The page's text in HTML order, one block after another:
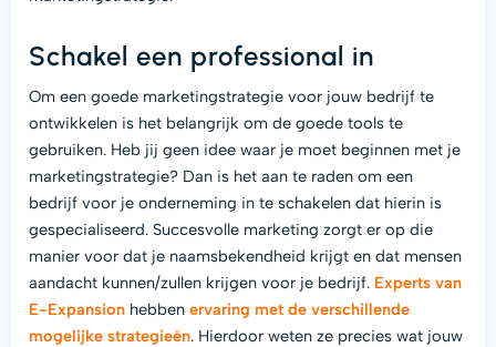
Schakel een professional in
Om een goede marketingstrategie voor jouw bedrijf te
ontwikkelen is het belangrijk om de goede tools te
gebruiken. Heb jij geen idee waar je moet beginnen met je
marketingstrategie? Dan is het aan te raden om een
bedrijf voor je onderneming in te schakelen dat hierin is
gespecialiseerd. Succesvolle marketing zorgt er op die
manier voor dat je naamsbekendheid krijgt en dat mensen
aandacht kunnen/zullen krijgen voor je bedrijf. Experts van
E-Expansion hebben ervaring met de verschillende
mogelijke strategieën. Hierdoor weten ze precies wat jouw